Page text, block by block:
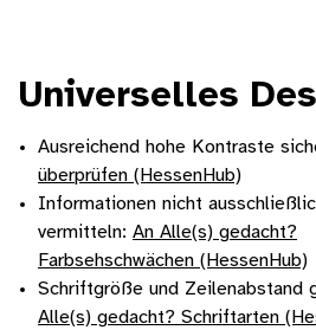
Universelles
Ausreichend hohe Kontraste
überprüfen (HessenHub)
Informationen nicht
vermitteln: An Alle(s) gedacht?
Farbsehschwächen (HessenHub)
Schriftgröße und Zeilenabstand
Alle(s) gedacht? Schriftarten